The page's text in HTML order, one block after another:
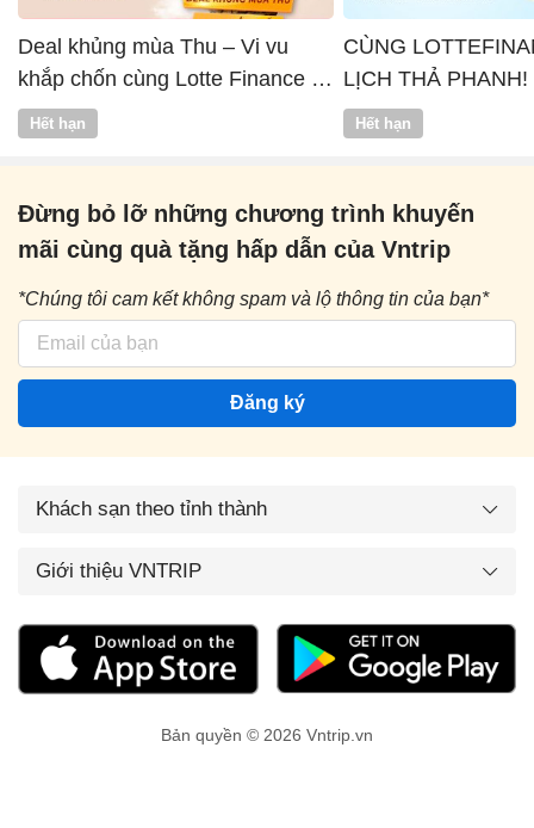
Deal khủng mùa Thu – Vi vu
khắp chốn cùng Lotte Finance x
Vntrip
Hết hạn
CÙNG
LỊCH THẢ PHANH!
Hết hạn
Đừng bỏ lỡ những chương trình khuyến
mãi cùng quà tặng hấp dẫn của Vntrip
*Chúng tôi cam kết không spam và lộ thông tin của bạn*
Đăng ký
Khách sạn theo tỉnh thành
Giới thiệu VNTRIP
Bản quyền © 2026 Vntrip.vn